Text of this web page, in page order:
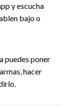
y escucha
bajo o
puedes poner
hacer